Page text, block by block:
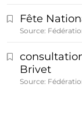
Fête
Source:
Brivet
Source: